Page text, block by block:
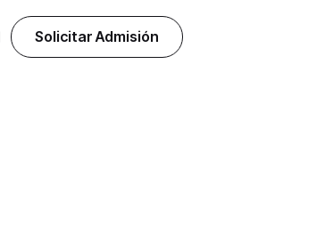
Solicitar Admisión